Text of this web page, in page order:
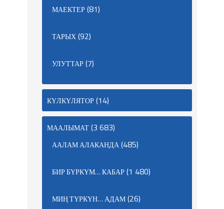
МАЕКТЕР(81)
ТАРЫХ(92)
УЛУТТАР(7)
КҮЛКҮЛЯТОР(14)
МААЛЫМАТ(3 683)
ААЛАМ АЛАКАНДА(485)
БИР БҮРКҮМ… КАБАР(1 480)
МИҢ ТҮРКҮН… АДАМ(26)